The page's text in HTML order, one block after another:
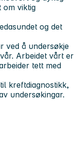
om viktig
og det
ved å undersøkje
Arbeidet vårt er
tett med
kreftdiagnostikk,
undersøkingar.